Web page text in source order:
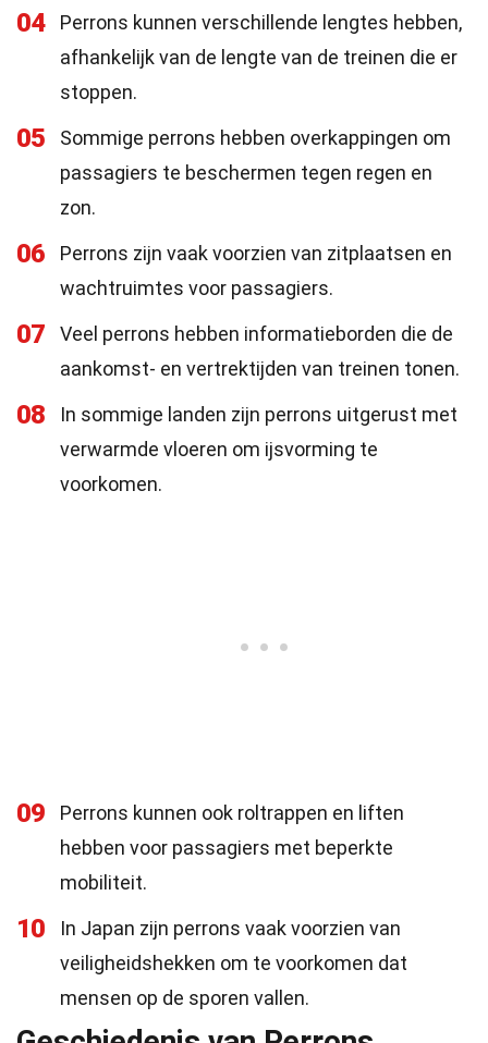
04
Perrons kunnen verschillende lengtes hebben,
afhankelijk van de lengte van de treinen die er
stoppen.
05
Sommige perrons hebben overkappingen om
passagiers te beschermen tegen regen en
zon.
06
Perrons zijn vaak voorzien van zitplaatsen en
wachtruimtes voor passagiers.
07
Veel perrons hebben informatieborden die de
aankomst- en vertrektijden van treinen tonen.
08
In sommige landen zijn perrons uitgerust met
verwarmde vloeren om ijsvorming te
voorkomen.
09
Perrons kunnen ook roltrappen en liften
hebben voor passagiers met beperkte
mobiliteit.
10
In Japan zijn perrons vaak voorzien van
veiligheidshekken om te voorkomen dat
mensen op de sporen vallen.